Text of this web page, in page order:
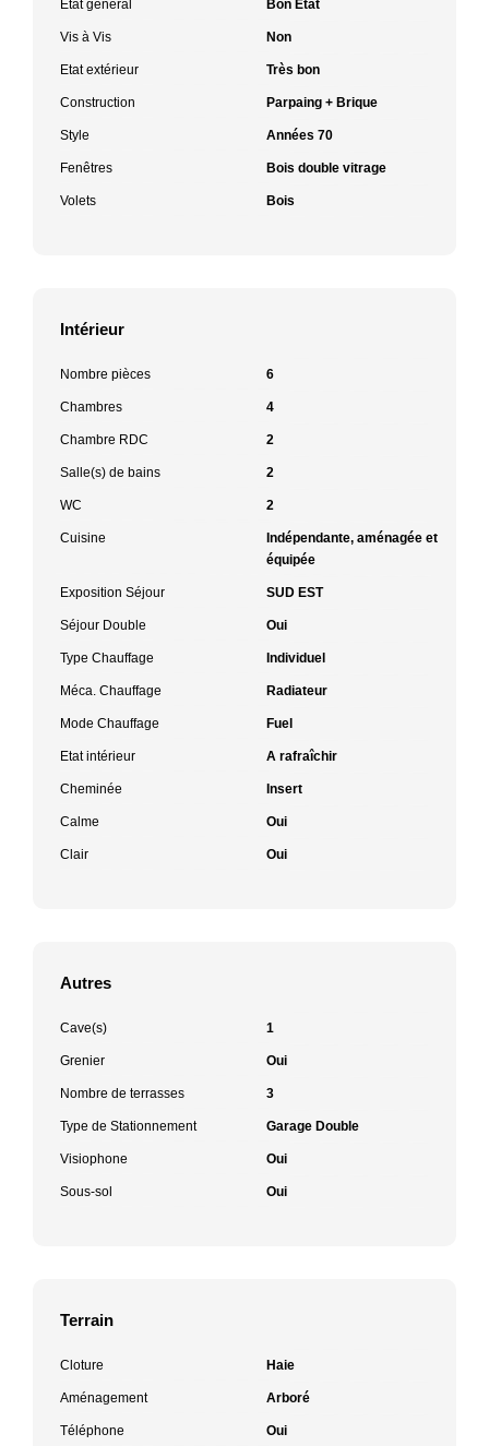
Etat général Bon Etat
Vis à Vis Non
Etat extérieur Très bon
Construction Parpaing + Brique
Style Années 70
Fenêtres Bois double vitrage
Volets Bois
Intérieur
Nombre pièces 6
Chambres 4
Chambre RDC 2
Salle(s) de bains 2
WC 2
Cuisine
Indépendante, aménagée et
équipée
Exposition Séjour SUD EST
Séjour Double Oui
Type Chauffage Individuel
Méca. Chauffage Radiateur
Mode Chauffage Fuel
Etat intérieur A rafraîchir
Cheminée Insert
Calme Oui
Clair Oui
Autres
Cave(s) 1
Grenier Oui
Nombre de terrasses 3
Type de Stationnement Garage Double
Visiophone Oui
Sous-sol Oui
Terrain
Cloture Haie
Aménagement Arboré
Téléphone Oui